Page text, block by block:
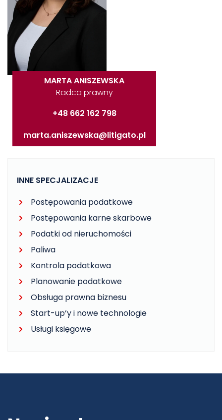
MARTA ANISZEWSKA
Radca prawny
+48 662 162 798
marta.aniszewska@litigato.pl
INNE SPECJALIZACJE
Postępowania podatkowe
Postępowania karne skarbowe
Podatki od nieruchomości
Paliwa
Kontrola podatkowa
Planowanie podatkowe
Obsługa prawna biznesu
Start-up’y i nowe technologie
Usługi księgowe